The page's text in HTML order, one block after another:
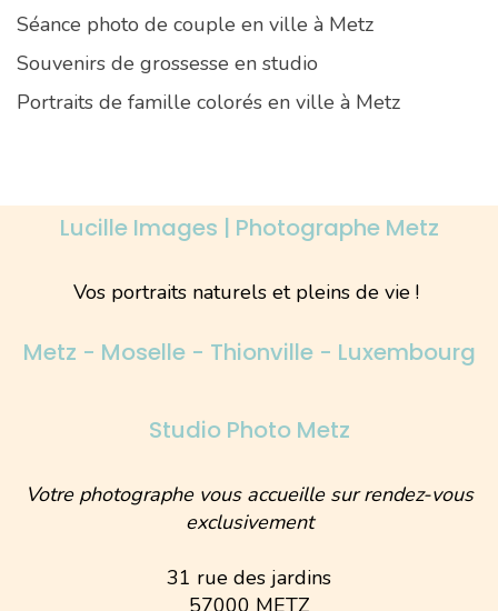
Séance photo de couple en ville à Metz
Souvenirs de grossesse en studio
Portraits de famille colorés en ville à Metz
Lucille Images | Photographe Metz
Vos portraits naturels et pleins de vie !
Metz - Moselle - Thionville - Luxembourg
Studio Photo Metz
Votre photographe vous accueille sur rendez-vous
exclusivement
31 rue des jardins
57000 METZ